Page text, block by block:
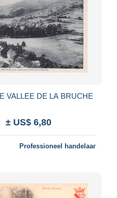
VALLEE DE LA BRUCHE
± US$ 6,80
Professioneel handelaar